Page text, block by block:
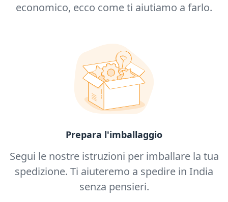
economico, ecco come ti aiutiamo a farlo.
Prepara l'imballaggio
Segui le nostre istruzioni per imballare la tua
spedizione. Ti aiuteremo a spedire in India
senza pensieri.